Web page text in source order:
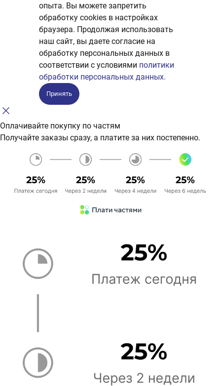
опыта. Вы можете запретить
обработку сookies в настройках
браузера. Продолжая использовать
наш сайт, вы даете согласие на
обработку персональных данных в
соответствии с условиями политики
обработки персональных данных.
Принять
Оплачивайте покупку по частям
Получайте заказы сразу, а платите за них постепенно.